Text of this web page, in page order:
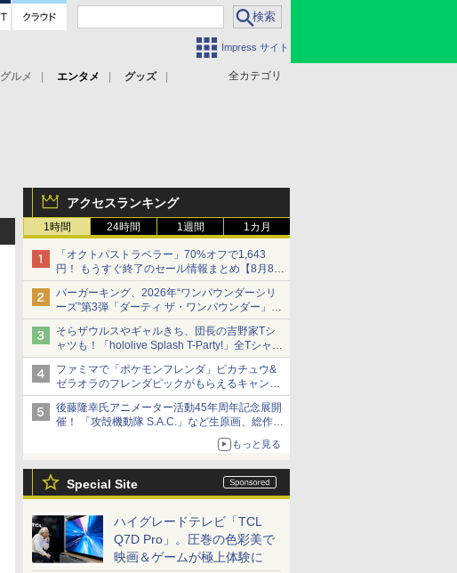
Impress サイト
全カテゴリ
グルメ エンタメ
グッズ
アクセスランキング
1時間 24時間 1週間 1カ月
「オクトパストラベラー」70%オフで1,643
円！ もうすぐ終了のセール情報まとめ【8月8日
更新】
ニンテンドーeショップでは「大神 絶景版」が
67%オフで990円
バーガーキング、2026年“ワンパウンダーシリ
ーズ”第3弾「ダーティ ザ・ワンパウンダー」を
8月7日発売
「特製ガーリックマヨソース」を使用した超大
型チーズバーガー
そらザウルスやギャルきち、団長の吉野家Tシ
ャツも！「hololive Splash T-Party!」全Tシャツ
ラインナップ公開＆オンライン販売開始
ファミマで「ポケモンフレンダ」ピカチュウ&
ゼラオラのフレンダピックがもらえるキャンペ
ーン開催！
後藤隆幸氏アニメーター活動45年周年記念展開
催！ 「攻殻機動隊 S.A.C.」など生原画、総作画
もっと見る
Special Site
ハイグレードテレビ「TCL
Q7D Pro」。圧巻の色彩美で
映画＆ゲームが極上体験に